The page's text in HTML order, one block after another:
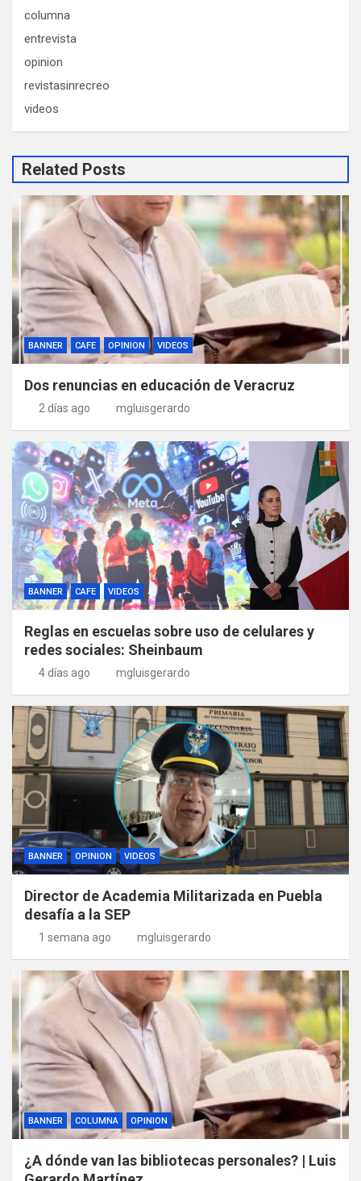
columna
entrevista
opinion
revistasinrecreo
videos
Related Posts
BANNER CAFE OPINION VIDEOS
Dos renuncias en educación de Veracruz
2 días ago mgluisgerardo
BANNER CAFE VIDEOS
Reglas en escuelas sobre uso de celulares y
redes sociales: Sheinbaum
4 días ago mgluisgerardo
BANNER OPINION VIDEOS
Director de Academia Militarizada en Puebla
desafía a la SEP
1 semana ago mgluisgerardo
BANNER COLUMNA OPINION
¿A dónde van las bibliotecas personales? | Luis